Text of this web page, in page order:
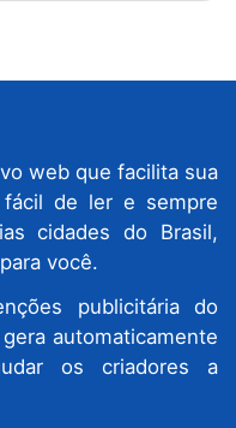
web que facilita sua
de ler e sempre
cidades do Brasil,
você.
publicitária do
automaticamente
os criadores a